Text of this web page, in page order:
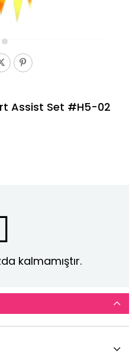
Assist Set #H5-02
kalmamıştır.